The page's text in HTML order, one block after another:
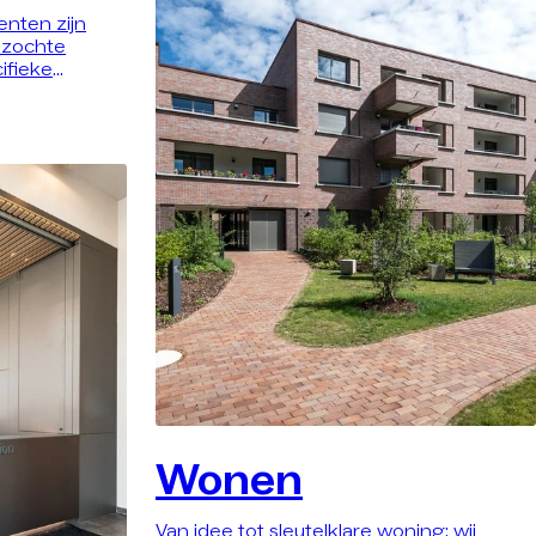
zijn
mee
de
leveren
– zowel
en
dak.
Wonen
Van idee tot sleutelklare woning: wij